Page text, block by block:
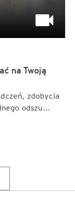
na Twoją
zdobycia
odszu...